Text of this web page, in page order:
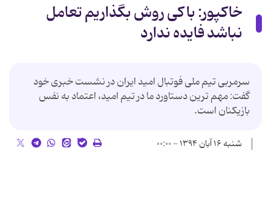
خاکپور: با کی روش بگذاریم تعامل
نباشد فایده ندارد
سرمربی تیم ملی فوتبال امید ایران در نشست خبری خود
گفت: مهم ترین دستاورد ما در تیم امید، اعتماد به نفس
بازیکنان است.
شنبه ۱۶ آبان ۱۳۹۴ - ۰۰:۰۰